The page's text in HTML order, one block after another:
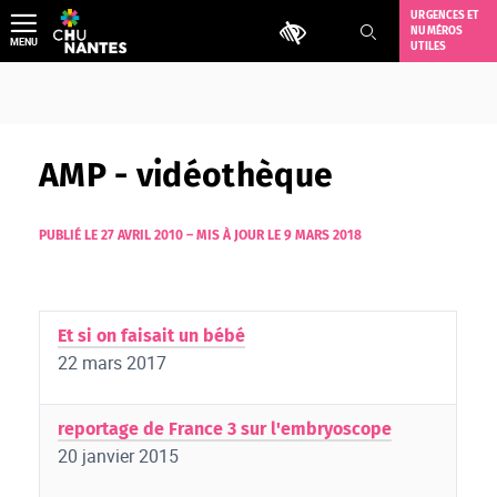
Aller
au
contenu
Outils d'accessibilité
URGENCES ET
NUMÉROS
UTILES
MENU
AMP - vidéothèque
PUBLIÉ LE 27 AVRIL 2010 – MIS À JOUR LE 9 MARS 2018
Et si on faisait un bébé
22 mars 2017
reportage de France 3 sur l'embryoscope
20 janvier 2015